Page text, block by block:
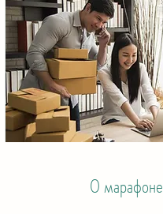
О марафоне